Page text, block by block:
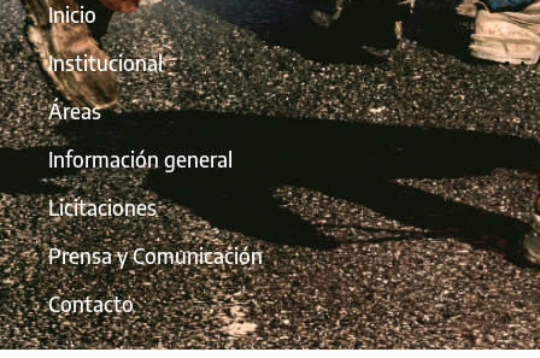
Inicio
Institucional
Áreas
Información general
Licitaciones
Prensa y Comunicación
Contacto